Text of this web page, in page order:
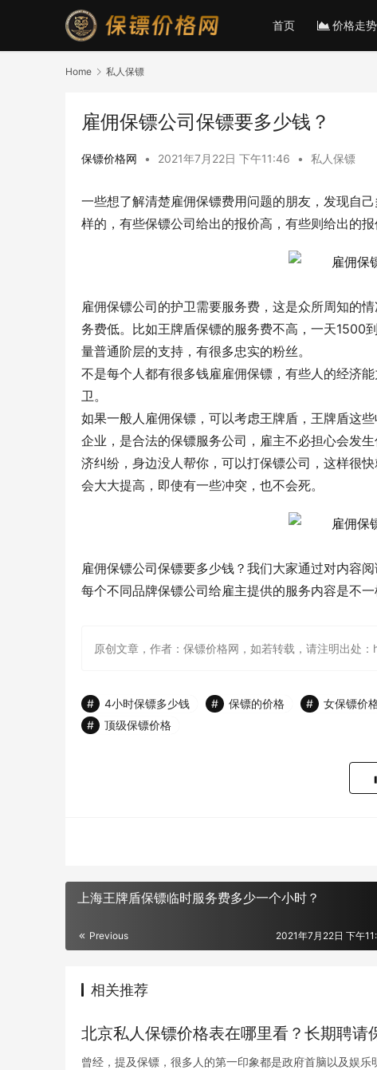
首页 价格走
Home 私人保镖
雇佣保镖公司保镖要多少钱？
保镖价格网 • 2021年7月22日 下午11:46 • 私人保镖
一些想了解清楚雇佣保镖费用问题的朋友，发现自
样的，有些保镖公司给出的报价高，有些则给出的
雇佣保镖公司的护卫需要服务费，这是众所周知的
务费低。比如王牌盾保镖的服务费不高，一天1500
量普通阶层的支持，有很多忠实的粉丝。
不是每个人都有很多钱雇雇佣保镖，有些人的经济
卫。
如果一般人雇佣保镖，可以考虑王牌盾，王牌盾这
企业，是合法的保镖服务公司，雇主不必担心会发
济纠纷，身边没人帮你，可以打保镖公司，这样很
会大大提高，即使有一些冲突，也不会死。
雇佣保镖公司保镖要多少钱？我们大家通过对内容
每个不同品牌保镖公司给雇主提供的服务内容是不
原创文章，作者：保镖价格网，如若转载，请注明出
4小时保镖多少钱 保镖的价格 女保镖价
顶级保镖价格
上海王牌盾保镖临时服务费多少一个小时？
Previous 2021年7月22日 下午
相关推荐
北京私人保镖价格表在哪里看？长期聘请
曾经，提及保镖，很多人的第一印象都是政府首脑以及娱